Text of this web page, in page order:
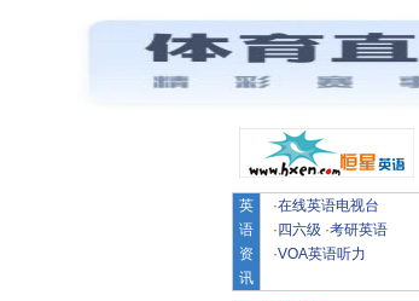
英
语
资
讯
·在线英语电视台
· 四六级 ·考研英语
·VOA英语听力